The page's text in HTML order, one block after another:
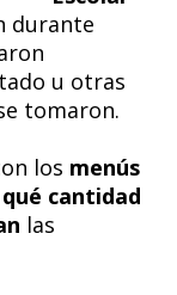
durante
u otras
tomaron.
los menús
cantidad
las